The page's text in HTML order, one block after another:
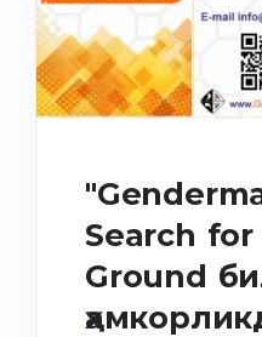
Search
Ground